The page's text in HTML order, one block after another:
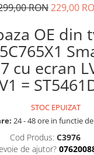
RON229,00
OE din
cu ecran
=
STOC EPUIZAT
24 - 48 ore in functie
Cod Produs: C3976
de ajutor?